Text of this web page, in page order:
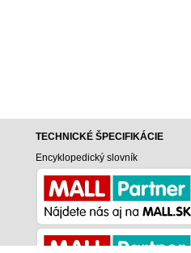
TECHNICKÉ ŠPECIFIKÁCIE
Encyklopedický slovník